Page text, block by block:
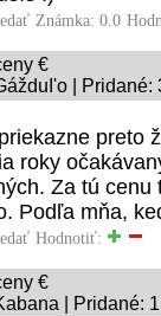
Známka: 0.0
€
| Pridané:
preto
roky
Za tú
Podľa mňa,
Hodnotiť:
€
| Pridané: